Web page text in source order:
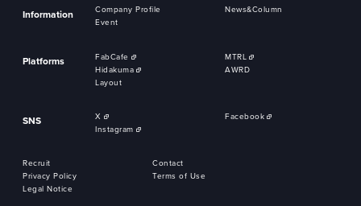
Information Company Profile
News&Column
Event
Platforms FabCafe
MTRL
Hidakuma
AWRD
Layout
SNS X
Facebook
Instagram
Recruit
Contact
Privacy Policy
Terms of Use
Legal Notice